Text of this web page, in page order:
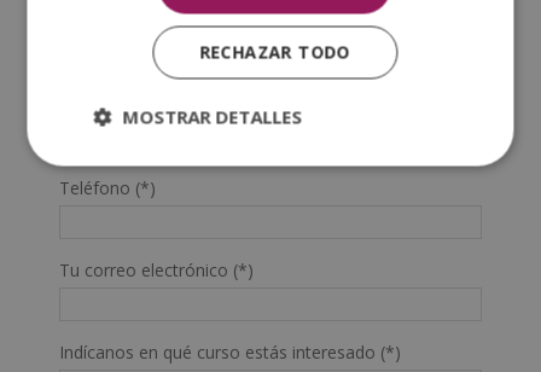
Prefijo teléfono país(*)
Teléfono (*)
Tu correo electrónico (*)
Indícanos en qué curso estás interesado (*)
RECHAZAR TODO
MOSTRAR DETALLES